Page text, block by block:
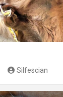
Silfescian